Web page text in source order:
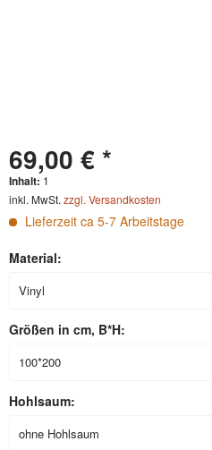
69,00 € *
Inhalt: 1
inkl. MwSt. zzgl. Versandkosten
Lieferzeit ca 5-7 Arbeitstage
Material:
Größen in cm, B*H:
Hohlsaum: